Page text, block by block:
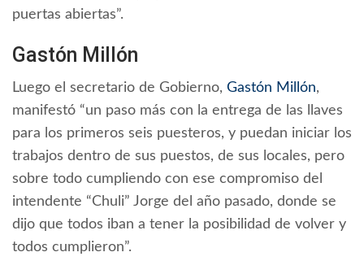
puertas abiertas”.
Gastón Millón
Luego el secretario de Gobierno, Gastón Millón,
manifestó “un paso más con la entrega de las llaves
para los primeros seis puesteros, y puedan iniciar los
trabajos dentro de sus puestos, de sus locales, pero
sobre todo cumpliendo con ese compromiso del
intendente “Chuli” Jorge del año pasado, donde se
dijo que todos iban a tener la posibilidad de volver y
todos cumplieron”.